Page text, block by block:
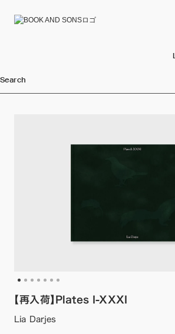
Search
【再入荷】Plates I-XXXI
Lia Darjes